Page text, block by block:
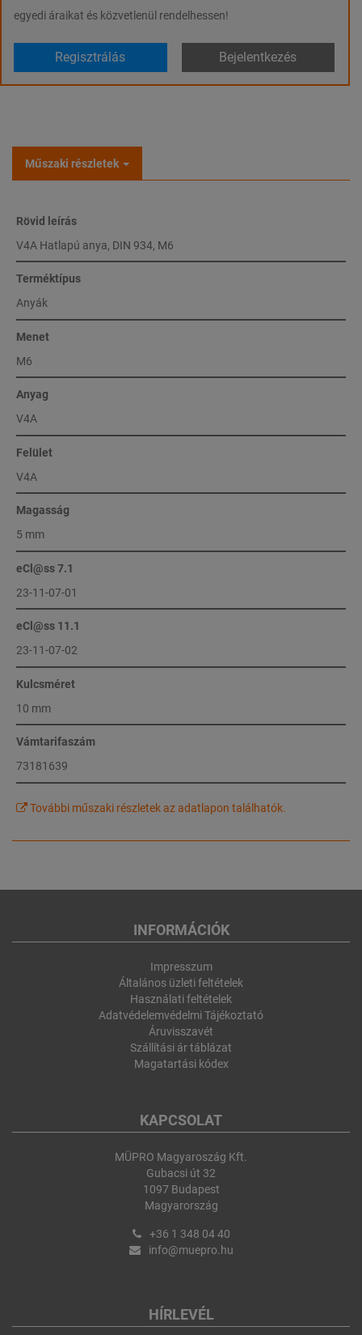
egyedi áraikat és közvetlenül rendelhessen!
Regisztrálás Bejelentkezés
Műszaki részletek
Rövid leírás
V4A Hatlapú anya, DIN 934, M6
Terméktípus
Anyák
Menet
M6
Anyag
V4A
Felület
V4A
Magasság
5 mm
eCl@ss 7.1
23-11-07-01
eCl@ss 11.1
23-11-07-02
Kulcsméret
10 mm
Vámtarifaszám
73181639
További műszaki részletek az adatlapon találhatók.
INFORMÁCIÓK
Impresszum
Általános üzleti feltételek
Használati feltételek
Adatvédelemvédelmi Tájékoztató
Áruvisszavét
Szállítási ár táblázat
Magatartási kódex
KAPCSOLAT
MÜPRO Magyaroszág Kft.
Gubacsi út 32
1097 Budapest
Magyarország
+36 1 348 04 40
info@muepro.hu
HÍRLEVÉL